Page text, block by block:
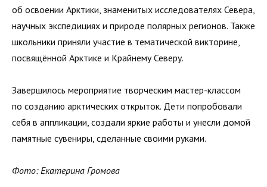
об освоении Арктики, знаменитых исследователях Севера,
научных экспедициях и природе полярных регионов. Также
школьники приняли участие в тематической викторине,
посвящённой Арктике и Крайнему Северу.
Завершилось мероприятие творческим мастер-классом
по созданию арктических открыток. Дети попробовали
себя в аппликации, создали яркие работы и унесли домой
памятные сувениры, сделанные своими руками.
Фото: Екатерина Громова